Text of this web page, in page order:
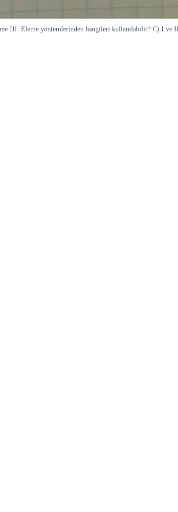
III. Eleme yöntemlerinden hangileri kullanılabilir? C) I